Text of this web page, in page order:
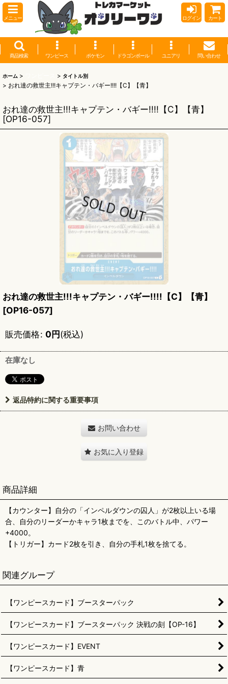
メニュー ログイン カート
商品検索 ワンピース ポケモン ドラゴンボール ユニアリ 問い合わせ
ホーム > > タイトル別
> おれ達の救世主!!!キャプテン・バギー!!!!【C】【青】
おれ達の救世主!!!キャプテン・バギー!!!!【C】【青】
[OP16-057]
おれ達の救世主!!!キャプテン・バギー!!!!【C】【青】
[OP16-057]
販売価格: 0円(税込)
在庫なし
返品特約に関する重要事項
お問い合わせ
お気に入り登録
商品詳細
【カウンター】自分の「インペルダウンの囚人」が2枚以上いる場
合、自分のリーダーかキャラ1枚までを、このバトル中、パワー
+4000。
【トリガー】カード2枚を引き、自分の手札1枚を捨てる。
関連グループ
【ワンピースカード】ブースターパック
【ワンピースカード】ブースターパック 決戦の刻【OP-16】
【ワンピースカード】EVENT
【ワンピースカード】青